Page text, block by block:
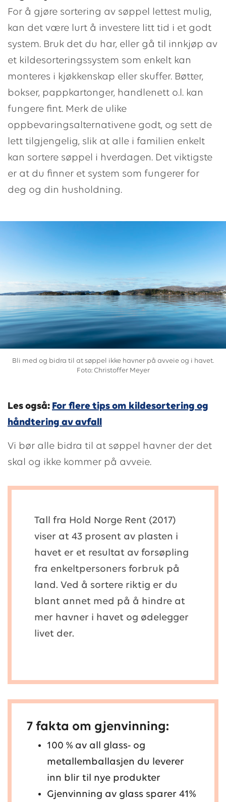
For å gjøre sortering av søppel lettest mulig,
kan det være lurt å investere litt tid i et godt
system. Bruk det du har, eller gå til innkjøp av
et kildesorteringssystem som enkelt kan
monteres i kjøkkenskap eller skuffer. Bøtter,
bokser, pappkartonger, handlenett o.l. kan
fungere fint. Merk de ulike
oppbevaringsalternativene godt, og sett de
lett tilgjengelig, slik at alle i familien enkelt
kan sortere søppel i hverdagen. Det viktigste
er at du finner et system som fungerer for
deg og din husholdning.
Bli med og bidra til at søppel ikke havner på avveie og i havet.
Foto: Christoffer Meyer
Les også: For flere tips om kildesortering og
håndtering av avfall
Vi bør alle bidra til at søppel havner der det
skal og ikke kommer på avveie.
Tall fra Hold Norge Rent (2017)
viser at 43 prosent av plasten i
havet er et resultat av forsøpling
fra enkeltpersoners forbruk på
land. Ved å sortere riktig er du
blant annet med på å hindre at
mer havner i havet og ødelegger
livet der.
7 fakta om gjenvinning:
100 % av all glass- og
metallemballasjen du leverer
inn blir til nye produkter
Gjenvinning av glass sparer 41%